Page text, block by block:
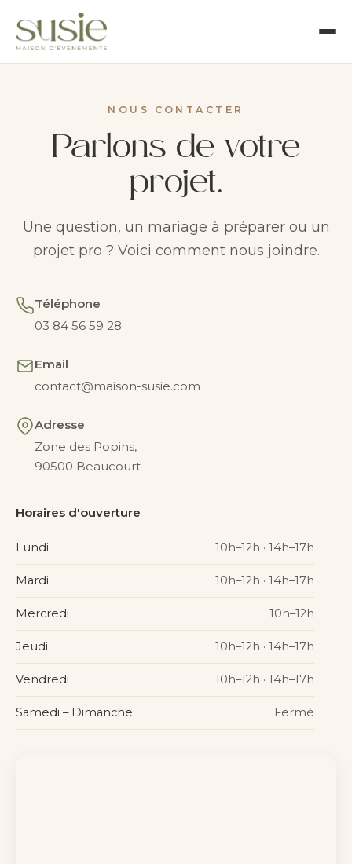
NOUS CONTACTER
Parlons de votre
projet.
Une question, un mariage à préparer ou un
projet pro ? Voici comment nous joindre.
Téléphone
03 84 56 59 28
Email
contact@maison-susie.com
Adresse
Zone des Popins,
90500 Beaucourt
Horaires d'ouverture
Lundi 10h–12h · 14h–17h
Mardi 10h–12h · 14h–17h
Mercredi 10h–12h
Jeudi 10h–12h · 14h–17h
Vendredi 10h–12h · 14h–17h
Samedi – Dimanche Fermé